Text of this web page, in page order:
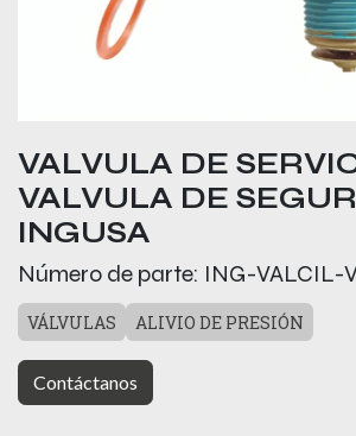
VALVULA DE
VALVULA DE
INGUSA
Número de parte: ING-VALCIL-
VÁLVULAS ALIVIO DE PRESIÓN
Contáctanos